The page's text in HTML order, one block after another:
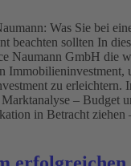
Was Sie bei
beachten sollten In
Naumann GmbH die
Immobilieninvestment,
zu erleichtern.
– Budget
in Betracht ziehen